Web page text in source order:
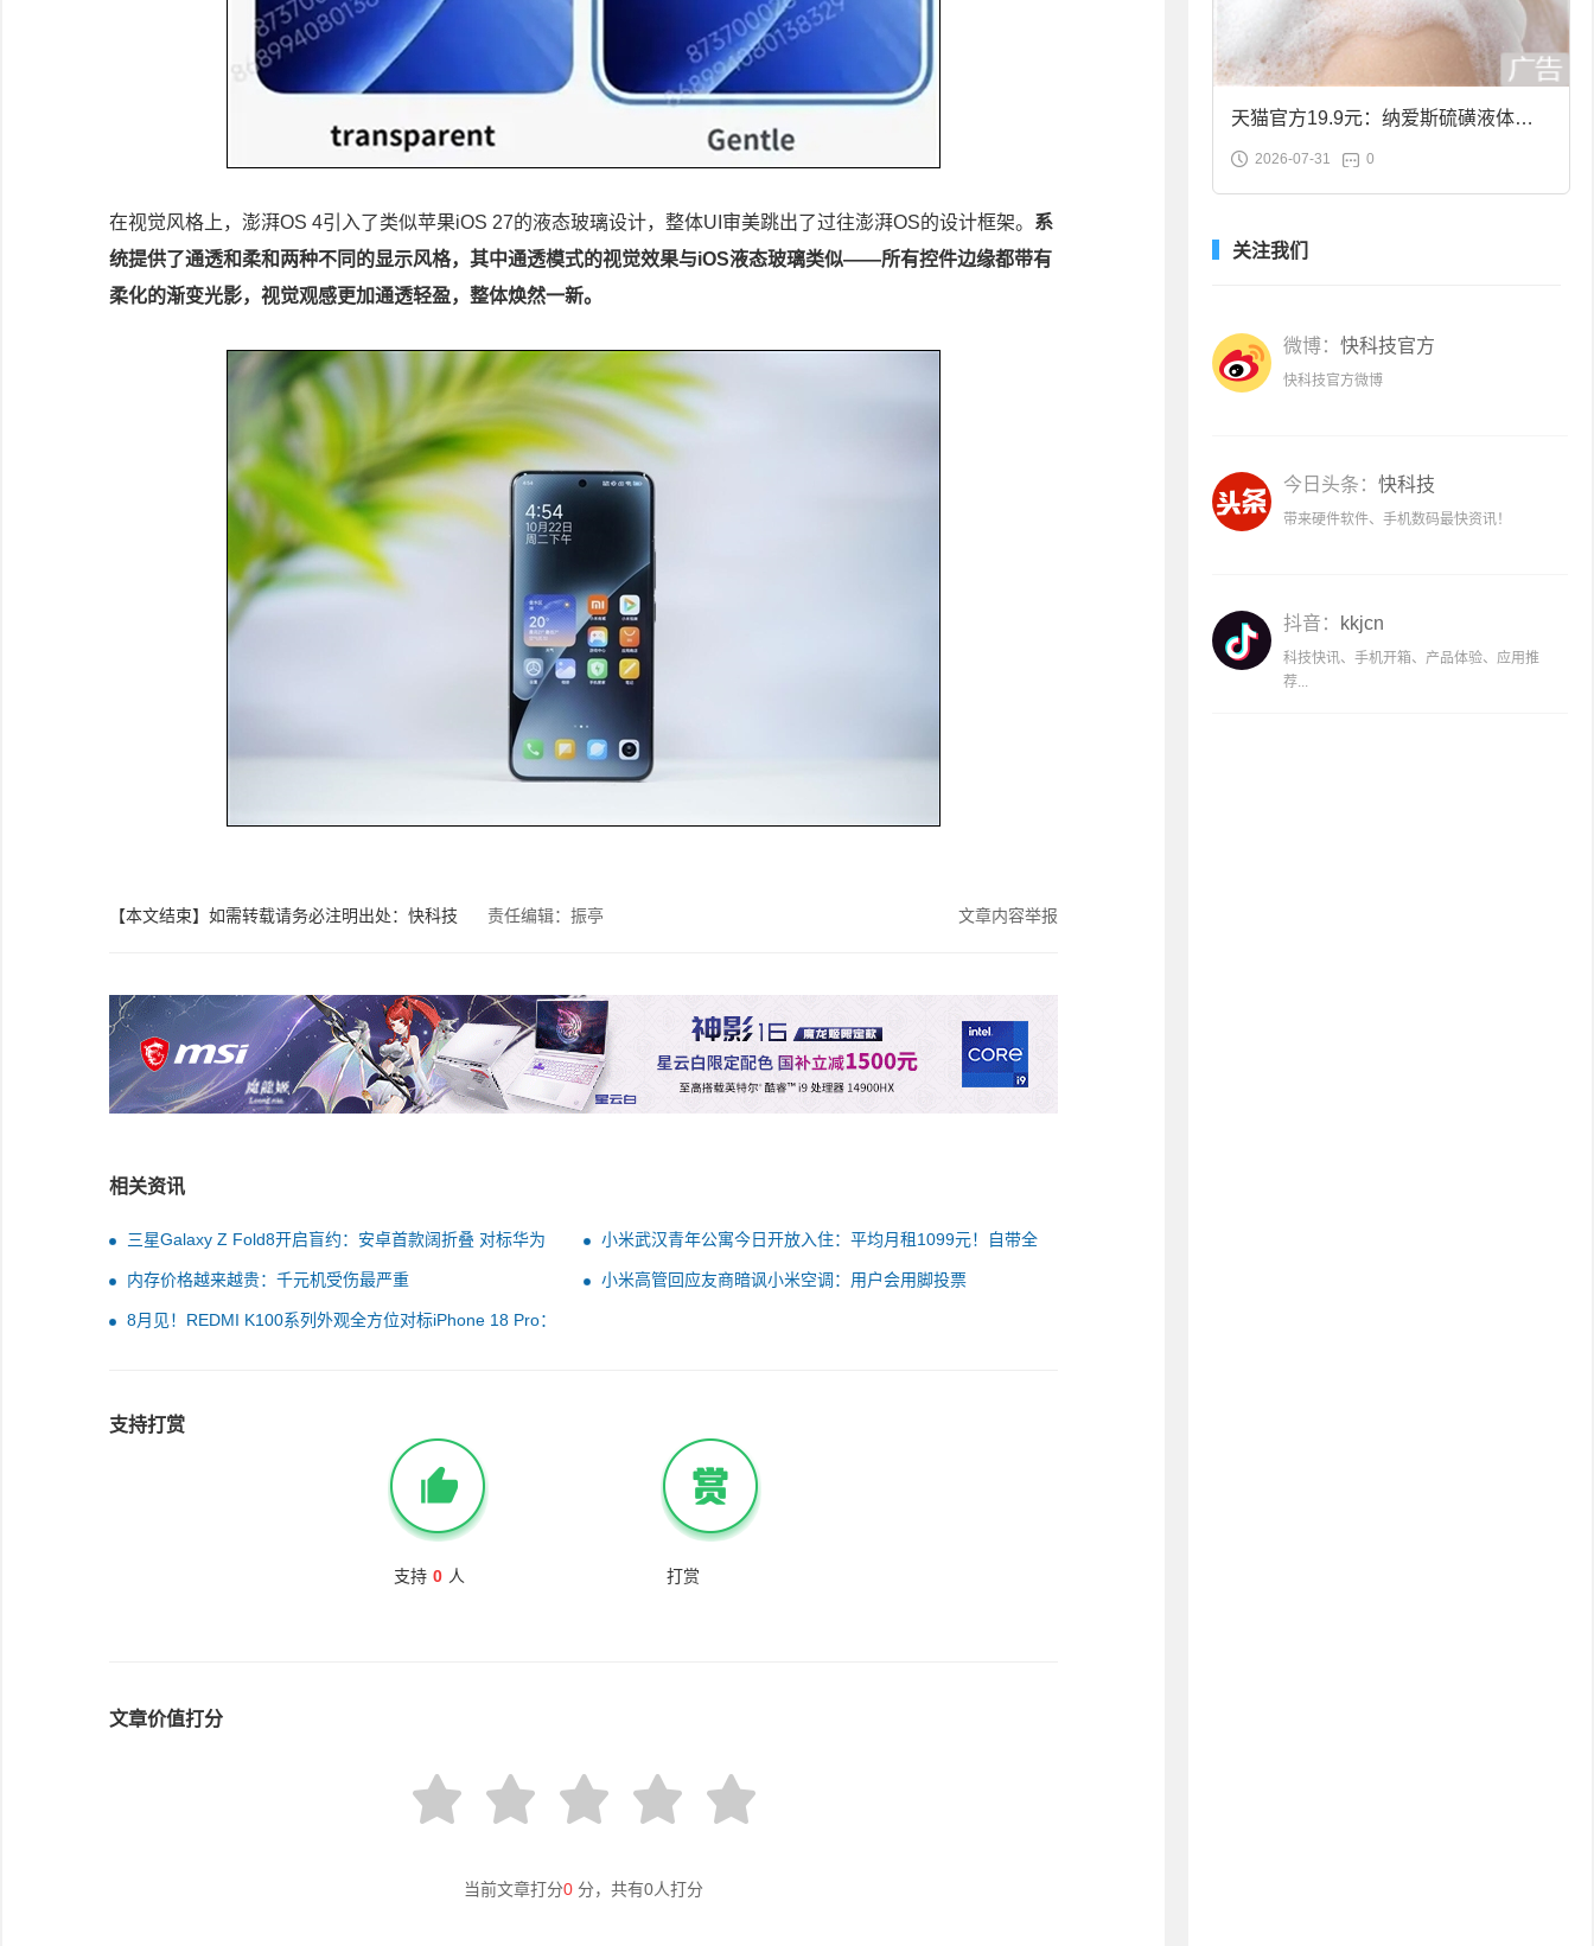
在视觉风格上，澎湃OS 4引入了类似苹果iOS 27的液态玻璃设计，整体UI审美跳出了过往澎湃OS的设计框架。 系
统提供了通透和柔和两种不同的显示风格，其中通透模式的视觉效果与iOS液态玻璃类似——所有控件边缘都带有
柔化的渐变光影，视觉观感更加通透轻盈，整体焕然一新。
【本文结束】如需转载请务必注明出处：快科技 责任编辑：振亭 文章内容举报
相关资讯
三星Galaxy Z Fold8开启盲约：安卓首款阔折叠 对标华为
Pura X Max
小米武汉青年公寓今日开放入住：平均月租1099元！自带全
屋智能
内存价格越来越贵：千元机受伤最严重 小米高管回应友商暗讽小米空调：用户会用脚投票
8月见！REDMI K100系列外观全方位对标iPhone 18 Pro：
支持打赏
支持 0 人 打赏
文章价值打分
当前文章打分0 分，共有0人打分
天猫官方19.9元：纳爱斯硫磺液体香
皂2斤大促
2026-07-31 0
关注我们
微博： 快科技官方
快科技官方微博
今日头条： 快科技
带来硬件软件、手机数码最快资讯！
抖音： kkjcn
科技快讯、手机开箱、产品体验、应用推
荐...